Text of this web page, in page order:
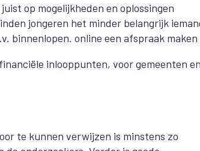
op mogelijkheden en oplossingen
jongeren het minder belangrijk
binnenlopen. online een afspraak maken
inlooppunten, voor gemeenten en
te kunnen verwijzen is minstens zo